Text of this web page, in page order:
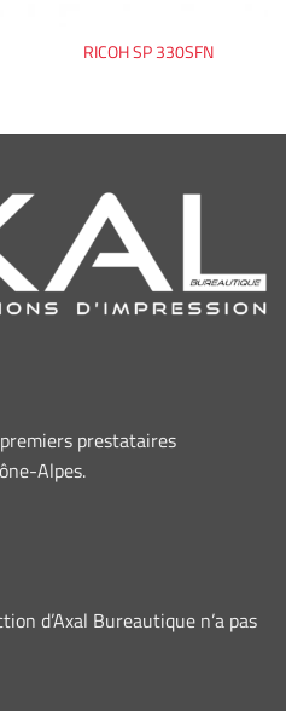
RICOH SP 330SFN
prestataires
Alpes.
d’Axal Bureautique n’a pas